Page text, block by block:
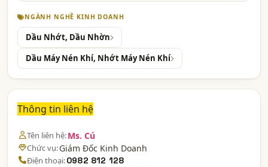
NGÀNH NGHỀ KINH DOANH
Dầu Nhớt, Dầu Nhờn
Dầu Máy Nén Khí, Nhớt Máy Nén Khí
Thông tin liên hệ
Tên liên hệ:Ms. Cú
Chức vụ:Giám Đốc Kinh Doanh
Điện thoại:0982 812 128